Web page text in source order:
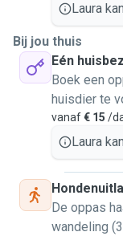
Laura
Bij jou thuis
Eén
Boek een
huisdier te
vanaf€ 15 /
Laura
De oppas
wandeling